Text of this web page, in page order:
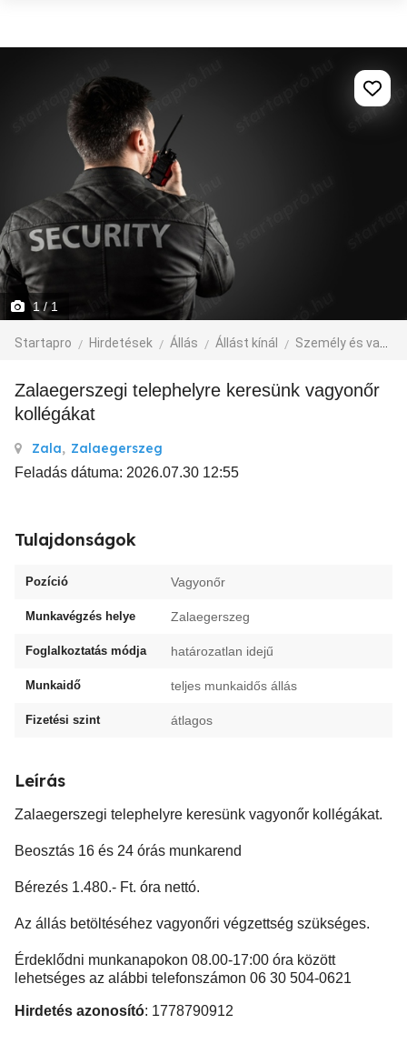
1 / 1
Startapro Hirdetések Állás Állást kínál Személy és vagyonvédelem
Zalaegerszegi telephelyre keresünk vagyonőr
kollégákat
Zala, Zalaegerszeg
Feladás dátuma: 2026.07.30 12:55
Tulajdonságok
Pozíció Vagyonőr
Munkavégzés helye Zalaegerszeg
Foglalkoztatás módja határozatlan idejű
Munkaidő teljes munkaidős állás
Fizetési szint átlagos
Leírás
Zalaegerszegi telephelyre keresünk vagyonőr kollégákat.
Beosztás 16 és 24 órás munkarend
Bérezés 1.480.- Ft. óra nettó.
Az állás betöltéséhez vagyonőri végzettség szükséges.
Érdeklődni munkanapokon 08.00-17:00 óra között
lehetséges az alábbi telefonszámon 06 30 504-0621
Hirdetés azonosító: 1778790912